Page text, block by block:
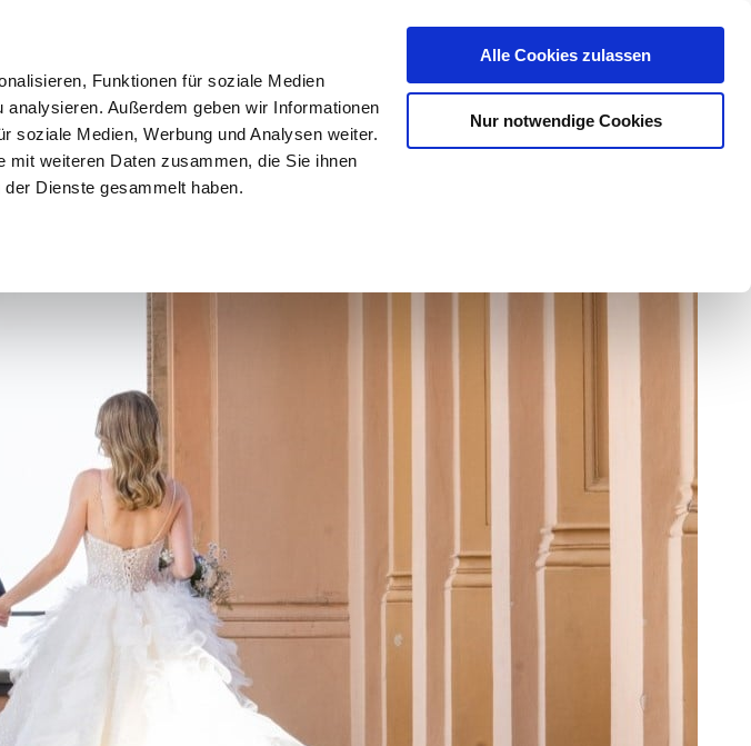
Funktionen für soziale Medien
Außerdem geben wir Informationen
soziale Medien, Werbung und Analysen weiter.
weiteren Daten zusammen, die Sie ihnen
Dienste gesammelt haben.
Alle Cookies zulassen
Nur notwendige Cookies